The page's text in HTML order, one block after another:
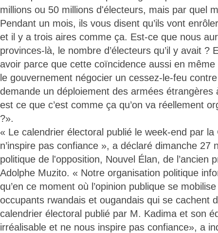
millions ou 50 millions d'électeurs, mais par quel
Pendant un mois, ils vous disent qu’ils vont
et il y a trois aires comme ça. Est-ce que nous
provinces-là, le nombre d’électeurs qu’il y avait ?
avoir parce que cette coïncidence aussi en
le gouvernement négocier un cessez-le-feu
demande un déploiement des armées étrangères
est ce que c’est comme ça qu’on va réellement
?».
« Le calendrier électoral publié le week-end par
n’inspire pas confiance », a déclaré dimanche 27
politique de l'opposition, Nouvel Élan, de l’ancien
Adolphe Muzito. « Notre organisation politique
qu’en ce moment où l’opinion publique se
occupants rwandais et ougandais qui se cachent
calendrier électoral publié par M. Kadima et son
irréalisable et ne nous inspire pas confiance», a